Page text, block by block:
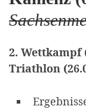
2. Wettkampf
Triathlon